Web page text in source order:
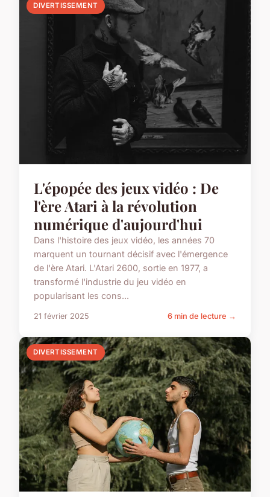
DIVERTISSEMENT
L'épopée des jeux vidéo : De
l'ère Atari à la révolution
numérique d'aujourd'hui
Dans l'histoire des jeux vidéo, les années 70
marquent un tournant décisif avec l'émergence
de l'ère Atari. L'Atari 2600, sortie en 1977, a
transformé l'industrie du jeu vidéo en
popularisant les cons...
21 février 2025 6 min de lecture →
DIVERTISSEMENT